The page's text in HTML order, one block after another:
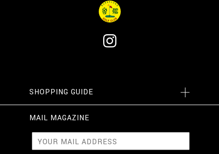
SHOPPING GUIDE
MAIL MAGAZINE